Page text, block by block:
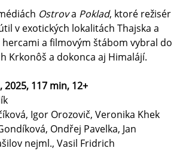
Ostrova Poklad, ktoré režisér
v exotických lokalitách Thajska a
hercami a filmovým štábom vybral do
Krkonôš a dokonca aj Himalájí.
2025, 117 min, 12+
Igor Orozovič, Veronika Khek
Ondřej Pavelka, Jan
nejml., Vasil Fridrich